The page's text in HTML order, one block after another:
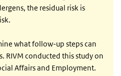
the residual risk is
what follow-up steps can
RIVM conducted this study on
Affairs and Employment.